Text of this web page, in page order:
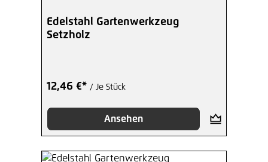
Edelstahl Gartenwerkzeug
Setzholz
12,46 €* / Je Stück
Ansehen